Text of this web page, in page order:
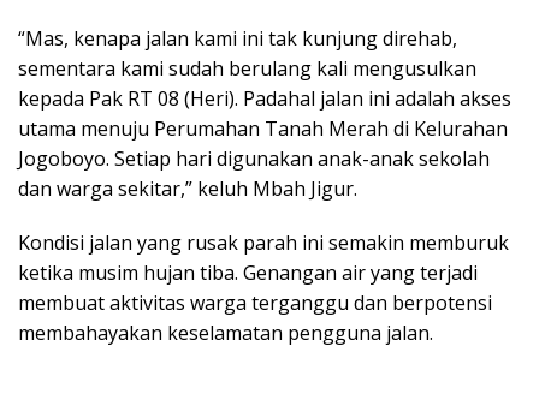
“Mas, kenapa jalan kami ini tak kunjung direhab,
sementara kami sudah berulang kali mengusulkan
kepada Pak RT 08 (Heri). Padahal jalan ini adalah akses
utama menuju Perumahan Tanah Merah di Kelurahan
Jogoboyo. Setiap hari digunakan anak-anak sekolah
dan warga sekitar,” keluh Mbah Jigur.
Kondisi jalan yang rusak parah ini semakin memburuk
ketika musim hujan tiba. Genangan air yang terjadi
membuat aktivitas warga terganggu dan berpotensi
membahayakan keselamatan pengguna jalan.